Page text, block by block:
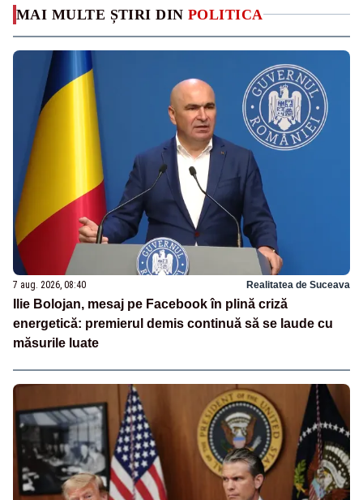
MAI MULTE ȘTIRI DIN POLITICA
7 aug. 2026, 08:40 Realitatea de Suceava
Ilie Bolojan, mesaj pe Facebook în plină criză
energetică: premierul demis continuă să se laude cu
măsurile luate